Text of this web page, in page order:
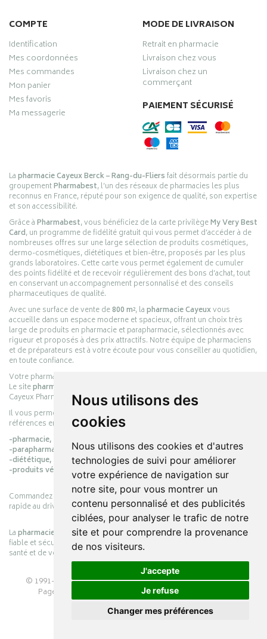
Nous utilisons des
cookies
Nous utilisons des cookies et d'autres
technologies de suivi pour améliorer
votre expérience de navigation sur
notre site, pour vous montrer un
contenu personnalisé et des publicités
ciblées, pour analyser le trafic de notre
site et pour comprendre la provenance
de nos visiteurs.
J'accepte
Je refuse
Changer mes préférences
COMPTE
Identification
Mes coordonnées
Mes commandes
Mon panier
Mes favoris
Ma messagerie
MODE DE LIVRAISON
Retrait en pharmacie
Livraison chez vous
Livraison chez un
commerçant
PAIEMENT SÉCURISÉ
Lapharmacie Cayeux Berck – Rang-du-Fliersfait désormais partie du
groupementPharmabest, l’un des réseaux de pharmacies les plus
reconnus en France, réputé pour son exigence de qualité, son expertise
et son accessibilité.
Grâce àPharmabest, vous bénéficiez de la carte privilègeMy Very Best
Card, un programme de fidélité gratuit qui vous permet d’accéder à de
nombreuses offres sur une large sélection de produits cosmétiques,
dermo-cosmétiques, diététiques et bien-être, proposés par les plus
grands laboratoires. Cette carte vous permet également de cumuler
des points fidélité et de recevoir régulièrement des bons d’achat, tout
en conservant un accompagnement personnalisé et des conseils
pharmaceutiques de qualité.
Avec une surface de vente de800 m², lapharmacie Cayeuxvous
accueille dans un espace moderne et spacieux, offrant un choix très
large de produits en pharmacie et parapharmacie, sélectionnés avec
rigueur et proposés à des prix attractifs. Notre équipe de pharmaciens
et de préparateurs est à votre écoute pour vous conseiller au quotidien,
en toute confiance.
Votre pharmacie en ligne :
Le sitepharmacie-cayeux.fr
Cayeux Pharmabest Berck-sur-Mer – Rang-du-Fliers.
Il vous permet de réaliser vos achats en ligne parmi des milliers de
références en :
-pharmacie,
-parapharmacie,
-diététique,
-produits vétérinaires.
Commandez simplement vos produits en ligne et choisissez le retrait
rapide au drive ou la livraison à domicile, en toute simplicité.
Lapharmacie Cayeuxs’engage à vous offrir une expérience pratique,
fiable et sécurisée, en officine comme en ligne, au service de votre
santé et de votre bien-être.
© 1991-2026PHARMACIE CAYEUX– Tous droits réservés –
Page mise à jour le 03/08/2026 –Pharmacie en ligne
Apotekisto